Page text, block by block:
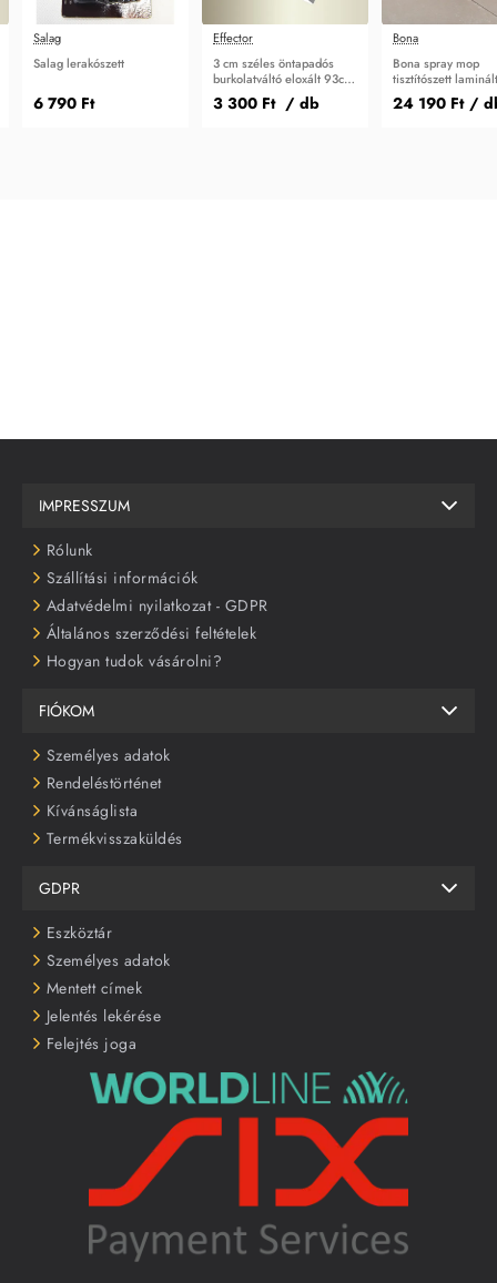
Salag
Salag lerakószett
6 790 Ft
Effector
3 cm széles öntapadós
burkolatváltó eloxált 93cm
A03
3 300 Ft / db
Bona
Bona spray mop
tisztítószett laminált
padlóhoz és vinyl
24 190 Ft /
IMPRESSZUM
Rólunk
Szállítási információk
Adatvédelmi nyilatkozat - GDPR
Általános szerződési feltételek
Hogyan tudok vásárolni?
FIÓKOM
Személyes adatok
Rendeléstörténet
Kívánságlista
Termékvisszaküldés
GDPR
Eszköztár
Személyes adatok
Mentett címek
Jelentés lekérése
Felejtés joga